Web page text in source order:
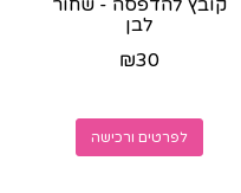
קובץ להדפסה - שחור
לבן
₪30
לפרטים ורכישה